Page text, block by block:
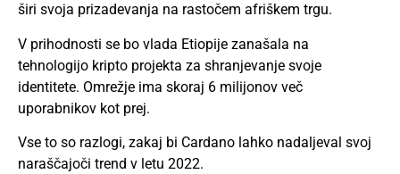
širi svoja prizadevanja na rastočem afriškem trgu.
V prihodnosti se bo vlada Etiopije zanašala na
tehnologijo kripto projekta za shranjevanje svoje
identitete. Omrežje ima skoraj 6 milijonov več
uporabnikov kot prej.
Vse to so razlogi, zakaj bi Cardano lahko nadaljeval svoj
naraščajoči trend v letu 2022.